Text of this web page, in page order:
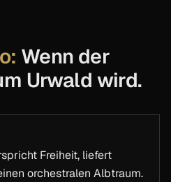
Wenn der
Urwald wird.
Freiheit, liefert
orchestralen Albtraum.